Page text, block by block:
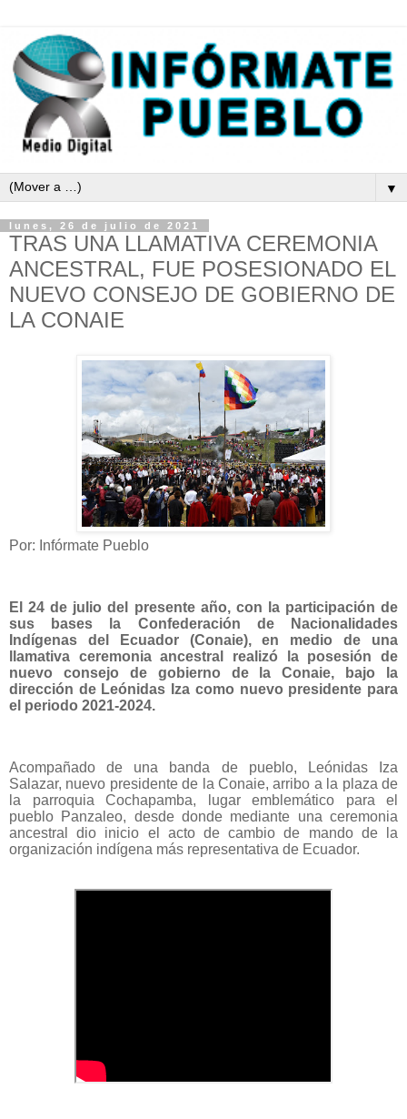
▼
lunes, 26 de julio de 2021
TRAS UNA LLAMATIVA CEREMONIA
ANCESTRAL, FUE POSESIONADO EL
NUEVO CONSEJO DE GOBIERNO DE
LA CONAIE
Por: Infórmate Pueblo
El 24 de julio del presente año, con la participación de
sus bases la Confederación de Nacionalidades
Indígenas del Ecuador (Conaie), en medio de una
llamativa ceremonia ancestral realizó la posesión de
nuevo consejo de gobierno de la Conaie, bajo la
dirección de Leónidas Iza como nuevo presidente para
el periodo 2021-2024.
Acompañado de una banda de pueblo, Leónidas Iza
Salazar, nuevo presidente de la Conaie, arribo a la plaza de
la parroquia Cochapamba, lugar emblemático para el
pueblo Panzaleo, desde donde mediante una ceremonia
ancestral dio inicio el acto de cambio de mando de la
organización indígena más representativa de Ecuador.